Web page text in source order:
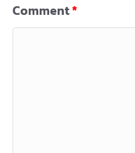
Comment*